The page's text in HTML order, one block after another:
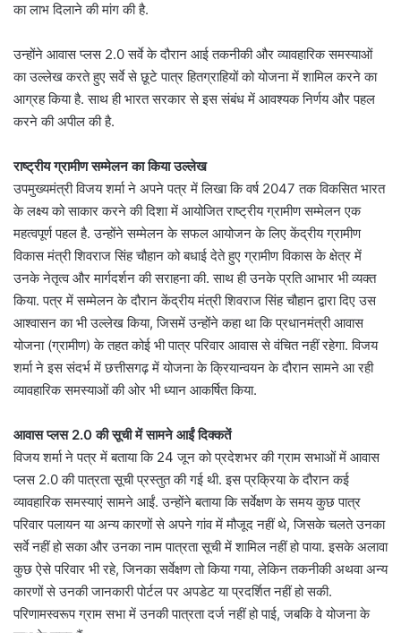
का लाभ दिलाने की मांग की है.
उन्होंने आवास प्लस 2.0 सर्वे के दौरान आई तकनीकी और व्यावहारिक समस्याओं
का उल्लेख करते हुए सर्वे से छूटे पात्र हितग्राहियों को योजना में शामिल करने का
आग्रह किया है. साथ ही भारत सरकार से इस संबंध में आवश्यक निर्णय और पहल
करने की अपील की है.
राष्ट्रीय ग्रामीण सम्मेलन का किया उल्लेख
उपमुख्यमंत्री विजय शर्मा ने अपने पत्र में लिखा कि वर्ष 2047 तक विकसित भारत
के लक्ष्य को साकार करने की दिशा में आयोजित राष्ट्रीय ग्रामीण सम्मेलन एक
महत्वपूर्ण पहल है. उन्होंने सम्मेलन के सफल आयोजन के लिए केंद्रीय ग्रामीण
विकास मंत्री शिवराज सिंह चौहान को बधाई देते हुए ग्रामीण विकास के क्षेत्र में
उनके नेतृत्व और मार्गदर्शन की सराहना की. साथ ही उनके प्रति आभार भी व्यक्त
किया. पत्र में सम्मेलन के दौरान केंद्रीय मंत्री शिवराज सिंह चौहान द्वारा दिए उस
आश्वासन का भी उल्लेख किया, जिसमें उन्होंने कहा था कि प्रधानमंत्री आवास
योजना (ग्रामीण) के तहत कोई भी पात्र परिवार आवास से वंचित नहीं रहेगा. विजय
शर्मा ने इस संदर्भ में छत्तीसगढ़ में योजना के क्रियान्वयन के दौरान सामने आ रही
व्यावहारिक समस्याओं की ओर भी ध्यान आकर्षित किया.
आवास प्लस 2.0 की सूची में सामने आईं दिक्कतें
विजय शर्मा ने पत्र में बताया कि 24 जून को प्रदेशभर की ग्राम सभाओं में आवास
प्लस 2.0 की पात्रता सूची प्रस्तुत की गई थी. इस प्रक्रिया के दौरान कई
व्यावहारिक समस्याएं सामने आईं. उन्होंने बताया कि सर्वेक्षण के समय कुछ पात्र
परिवार पलायन या अन्य कारणों से अपने गांव में मौजूद नहीं थे, जिसके चलते उनका
सर्वे नहीं हो सका और उनका नाम पात्रता सूची में शामिल नहीं हो पाया. इसके अलावा
कुछ ऐसे परिवार भी रहे, जिनका सर्वेक्षण तो किया गया, लेकिन तकनीकी अथवा अन्य
कारणों से उनकी जानकारी पोर्टल पर अपडेट या प्रदर्शित नहीं हो सकी.
परिणामस्वरूप ग्राम सभा में उनकी पात्रता दर्ज नहीं हो पाई, जबकि वे योजना के